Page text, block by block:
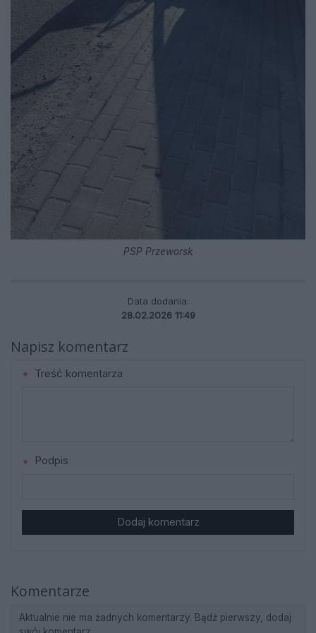
PSP Przeworsk
Data dodania:
28.02.2026 11:49
Napisz komentarz
Treść komentarza
Podpis
Dodaj komentarz
Komentarze
Aktualnie nie ma żadnych komentarzy. Bądź pierwszy, dodaj